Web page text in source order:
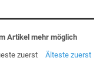
Artikel mehr möglich
zuerst
Älteste zuerst